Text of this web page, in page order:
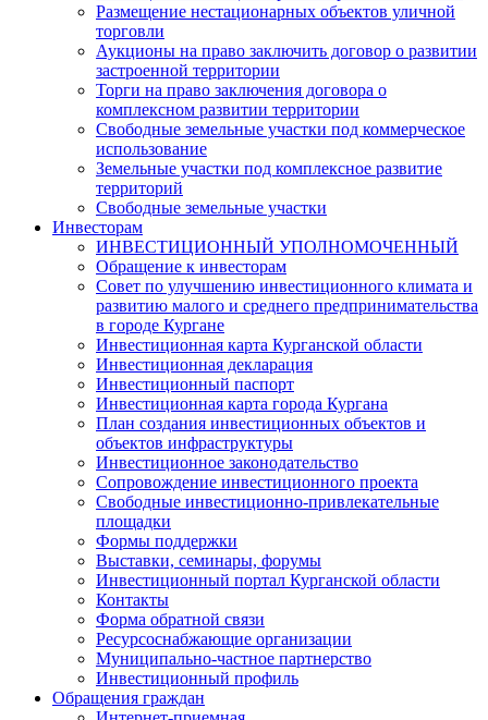
Размещение нестационарных объектов уличной
торговли
Аукционы на право заключить договор о развитии
застроенной территории
Торги на право заключения договора о
комплексном развитии территории
Свободные земельные участки под коммерческое
использование
Земельные участки под комплексное развитие
территорий
Свободные земельные участки
Инвесторам
ИНВЕСТИЦИОННЫЙ УПОЛНОМОЧЕННЫЙ
Обращение к инвесторам
Совет по улучшению инвестиционного климата и
развитию малого и среднего предпринимательства
в городе Кургане
Инвестиционная карта Курганской области
Инвестиционная декларация
Инвестиционный паспорт
Инвестиционная карта города Кургана
План создания инвестиционных объектов и
объектов инфраструктуры
Инвестиционное законодательство
Сопровождение инвестиционного проекта
Свободные инвестиционно-привлекательные
площадки
Формы поддержки
Выставки, семинары, форумы
Инвестиционный портал Курганской области
Контакты
Форма обратной связи
Ресурсоснабжающие организации
Муниципально-частное партнерство
Инвестиционный профиль
Обращения граждан